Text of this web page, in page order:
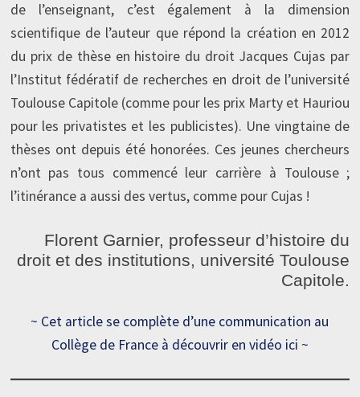
de l’enseignant, c’est également à la dimension
scientifique de l’auteur que répond la création en 2012
du prix de thèse en histoire du droit Jacques Cujas par
l’Institut fédératif de recherches en droit de l’université
Toulouse Capitole (comme pour les prix Marty et Hauriou
pour les privatistes et les publicistes). Une vingtaine de
thèses ont depuis été honorées. Ces jeunes chercheurs
n’ont pas tous commencé leur carrière à Toulouse ;
l’itinérance a aussi des vertus, comme pour Cujas !
Florent Garnier, professeur d’histoire du
droit et des institutions, université Toulouse
Capitole.
~ Cet article se complète d’une communication au
Collège de France à découvrir en vidéo ici ~